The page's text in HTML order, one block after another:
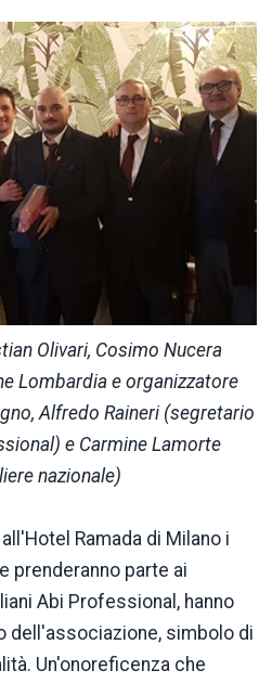
Olivari, Cosimo Nucera
Lombardia e organizzatore
Alfredo Raineri (segretario
e Carmine Lamorte
nazionale)
Ramada di Milano i
prenderanno parte ai
Abi Professional, hanno
dell'associazione, simbolo di
Un'onoreficenza che